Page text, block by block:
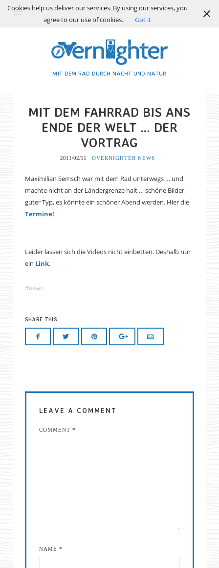
MIT DEM RAD DURCH NACHT UND NATUR
MIT DEM FAHRRAD BIS ANS
ENDE DER WELT … DER
VORTRAG
2011/02/11 OVERNIGHTER NEWS
Maximilian Semsch war mit dem Rad unterwegs … und
machte nicht an der Ländergrenze halt … schöne Bilder,
guter Typ, es könnte ein schöner Abend werden. Hier die
Termine!
Leider lassen sich die Videos nicht einbetten. Deshalb nur
ein Link.
news
SHARE THIS
LEAVE A COMMENT
COMMENT *
NAME *
Cookies help us deliver our services. By using our services, you
agree to our use of cookies.
Got it